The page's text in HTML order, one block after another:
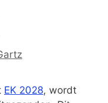
EK 2028, wordt